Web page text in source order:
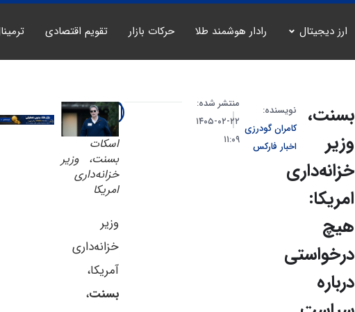
ارز دیجیتال رادار هوشمند طلا حرکات بازار تقویم اقتصادی
بسنت،
وزیر
خزانه‌داری
امریکا:
هیچ
درخواستی
درباره
نویسنده:
کامران گودرزی
اخبار فارکس
منتشر شده:
۲۲-۰۲-۱۴۰۵
۱۱:۰۹
اسکات
بسنت، وزیر
خزانه‌داری
امریکا
وزیر
خزانه‌داری
آمریکا،
بسنت،